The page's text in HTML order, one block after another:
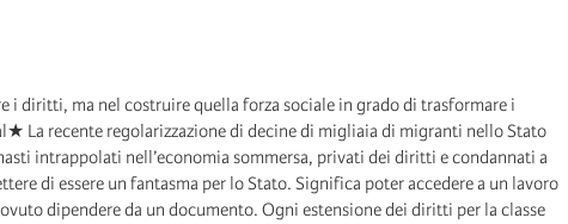
diritti, ma nel costruire quella forza sociale in grado di trasformare i
La recente regolarizzazione di decine di migliaia di migranti nello Stato
intrappolati nell’economia sommersa, privati dei diritti e condannati a
di essere un fantasma per lo Stato. Significa poter accedere a un lavoro
dipendere da un documento. Ogni estensione dei diritti per la classe